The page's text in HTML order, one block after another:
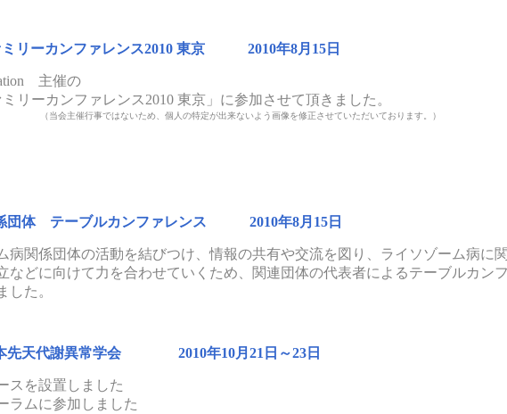
リーカンファレンス2010 東京 2010年8月15日
主催の
ミリーカンファレンス2010 東京」に参加させて頂きました。
（当会主催行事ではないため、個人の特定が出来ないよう画像を修正させていただいております。）
団体 テーブルカンファレンス 2010年8月15日
病関係団体の活動を結びつけ、情報の共有や交流を図り、ライソゾーム病に
などに向けて力を合わせていくため、関連団体の代表者によるテーブルカン
した。
先天代謝異常学会 2010年10月21日～23日
スを設置しました
ラムに参加しました